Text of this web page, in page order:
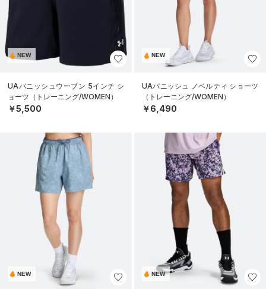
NEW
UAバニッシュウーブン 5インチ シ
ョーツ（トレーニング/WOMEN）
￥5,500
NEW
UAバニッシュ ノベルティ ショーツ
（トレーニング/WOMEN）
￥6,490
NEW NEW